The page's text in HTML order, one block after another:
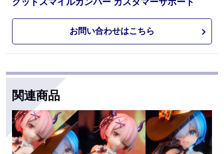
お問い合わせはこちら
関連商品